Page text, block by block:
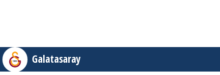
Galatasaray